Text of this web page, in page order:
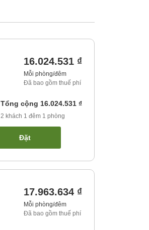
16.024.531 ₫
Mỗi phòng/đêm
Đã bao gồm thuế phí
Tổng cộng 16.024.531 ₫
2 khách 1 đêm 1 phòng
Đặt
17.963.634 ₫
Mỗi phòng/đêm
Đã bao gồm thuế phí